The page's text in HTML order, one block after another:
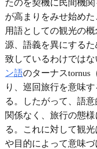
たのを契機に民間機
が高まりをみせ始め
用語としての観光の
源、語義を異にする
致しているわけでは
ン語のターナスtornus
り、巡回旅行を意味
る。したがって、語
関係なく、旅行の態
る。これに対して観
や目的によって意味